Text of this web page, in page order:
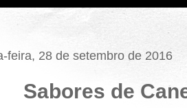
feira, 28 de setembro de 2016
Sabores de